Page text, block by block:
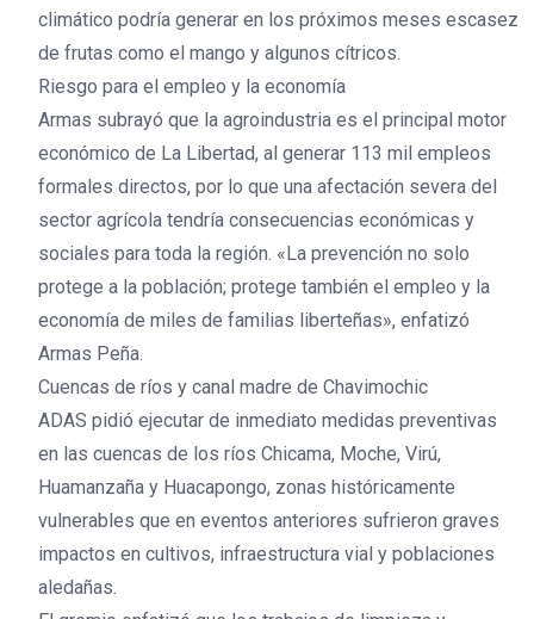
climático podría generar en los próximos meses escasez
de frutas como el mango y algunos cítricos.
Riesgo para el empleo y la economía
Armas subrayó que la agroindustria es el principal motor
económico de La Libertad, al generar 113 mil empleos
formales directos, por lo que una afectación severa del
sector agrícola tendría consecuencias económicas y
sociales para toda la región. «La prevención no solo
protege a la población; protege también el empleo y la
economía de miles de familias liberteñas», enfatizó
Armas Peña.
Cuencas de ríos y canal madre de Chavimochic
ADAS pidió ejecutar de inmediato medidas preventivas
en las cuencas de los ríos Chicama, Moche, Virú,
Huamanzaña y Huacapongo, zonas históricamente
vulnerables que en eventos anteriores sufrieron graves
impactos en cultivos, infraestructura vial y poblaciones
aledañas.